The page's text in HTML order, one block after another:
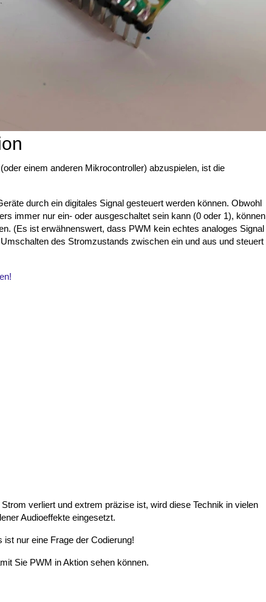
einem anderen Mikrocontroller) abzuspielen, ist die
durch ein digitales Signal gesteuert werden können. Obwohl
immer nur ein- oder ausgeschaltet sein kann (0 oder 1), können
(Es ist erwähnenswert, dass PWM kein echtes analoges Signal
des Stromzustands zwischen ein und aus und steuert
verliert und extrem präzise ist, wird diese Technik in vielen
Audioeffekte eingesetzt.
nur eine Frage der Codierung!
Sie PWM in Aktion sehen können.